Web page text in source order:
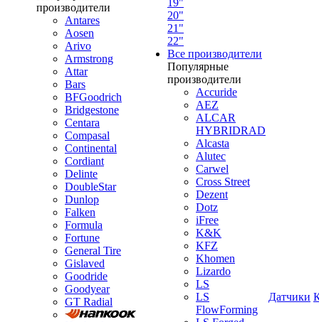
производители
Antares
Aosen
Arivo
Armstrong
Attar
Bars
BFGoodrich
Bridgestone
Centara
Compasal
Continental
Cordiant
Delinte
DoubleStar
Dunlop
Falken
Formula
Fortune
General Tire
Gislaved
Goodride
Goodyear
GT Radial
19"
20"
21"
22"
Все производители
Популярные
производители
Accuride
AEZ
ALCAR
HYBRIDRAD
Alcasta
Alutec
Carwel
Cross Street
Dezent
Dotz
iFree
K&K
KFZ
Khomen
Lizardo
LS
LS
FlowForming
Датчики